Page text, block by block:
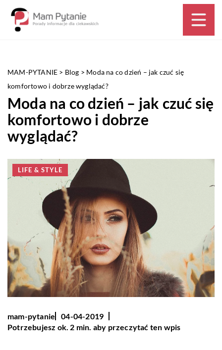
MAM-PYTANIE > Blog > Moda na co dzień – jak czuć się
komfortowo i dobrze wyglądać?
Moda na co dzień – jak czuć się
komfortowo i dobrze
wyglądać?
LIFE & STYLE
mam-pytanie
04-04-2019
Potrzebujesz ok. 2 min. aby przeczytać ten wpis